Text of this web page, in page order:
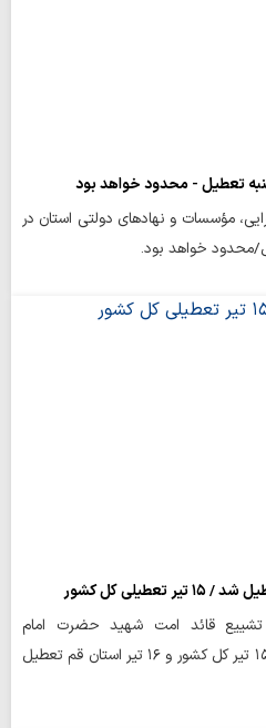
تعطیل - محدود خواهد بود
مؤسسات و نهادهای دولتی استان در
قائد امت شهید حضرت امام
خامنه‌ای(قدس سره) اعلام شد که ۱۵ تیر کل کشور و ۱۶ تیر استان قم تعطیل